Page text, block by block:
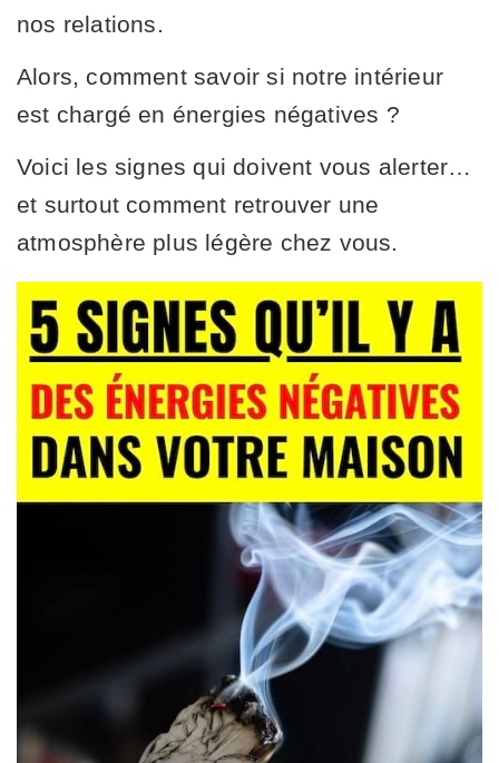
nos relations.
Alors, comment savoir si notre intérieur
est chargé en énergies négatives ?
Voici les signes qui doivent vous alerter…
et surtout comment retrouver une
atmosphère plus légère chez vous.